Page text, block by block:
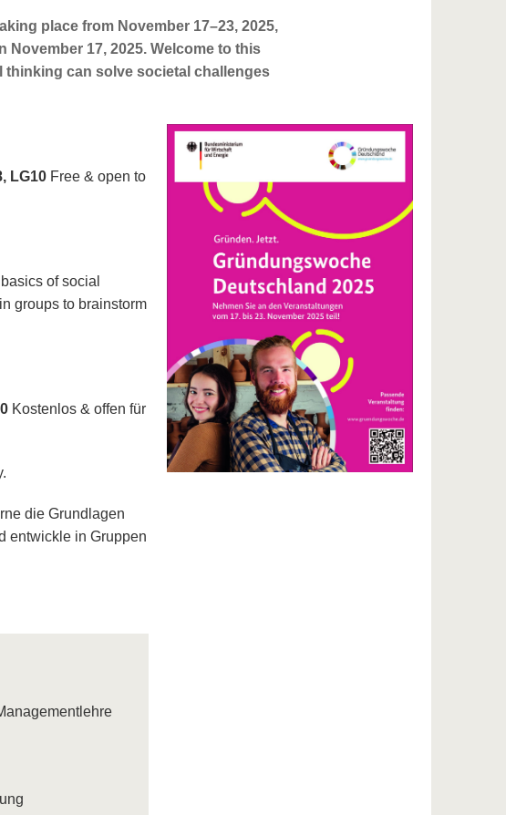
place from November 17–23, 2025,
17, 2025. Welcome to this
thinking can solve societal challenges
LG10 Free & open to
of social
groups to brainstorm
Kostenlos & offen für
die Grundlagen
entwickle in Gruppen